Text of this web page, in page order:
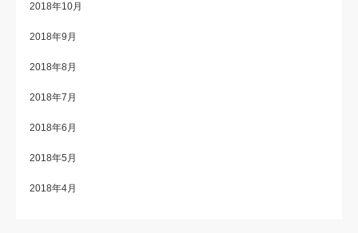
2018年10月
2018年9月
2018年8月
2018年7月
2018年6月
2018年5月
2018年4月